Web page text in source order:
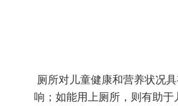
厕所对儿童健康和营养状况
响；如能用上厕所，则有助于